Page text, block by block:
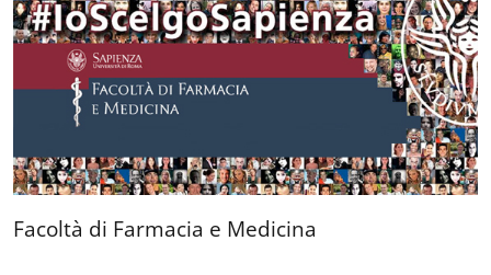
Facoltà di Farmacia e Medicina